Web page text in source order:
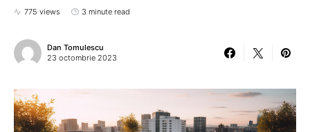
775 views 3 minute read
Dan Tomulescu
23 octombrie 2023